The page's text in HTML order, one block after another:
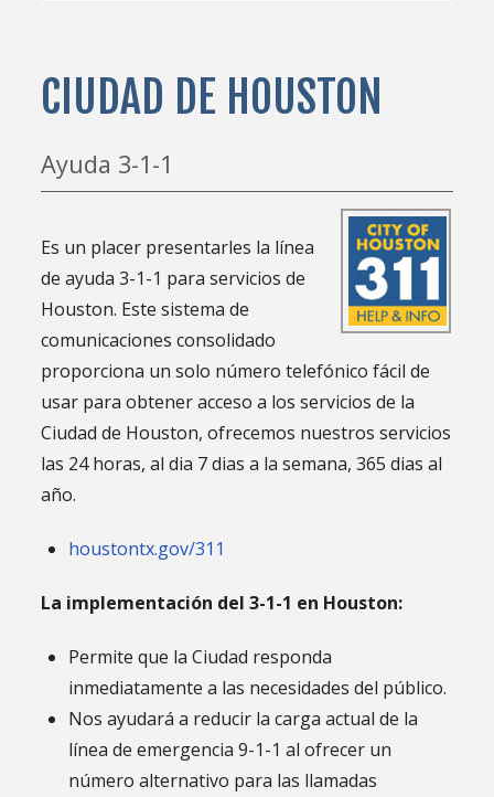
CIUDAD DE HOUSTON
Ayuda 3-1-1
Es un placer presentarles la línea
de ayuda 3-1-1 para servicios de
Houston. Este sistema de
comunicaciones consolidado
proporciona un solo número telefónico fácil de
usar para obtener acceso a los servicios de la
Ciudad de Houston, ofrecemos nuestros servicios
las 24 horas, al dia 7 dias a la semana, 365 dias al
año.
houstontx.gov/311
La implementación del 3-1-1 en Houston:
Permite que la Ciudad responda
inmediatamente a las necesidades del público.
Nos ayudará a reducir la carga actual de la
línea de emergencia 9-1-1 al ofrecer un
número alternativo para las llamadas